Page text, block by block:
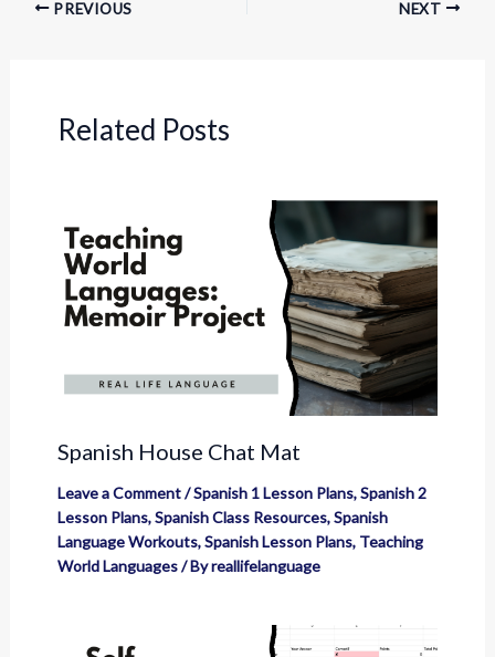
PREVIOUS NEXT
Related Posts
Spanish House Chat Mat
Leave a Comment/Spanish 1 Lesson Plans,Spanish 2
Lesson Plans,Spanish Class Resources,Spanish
Language Workouts,Spanish Lesson Plans, Teaching
World Languages/ Byreallifelanguage